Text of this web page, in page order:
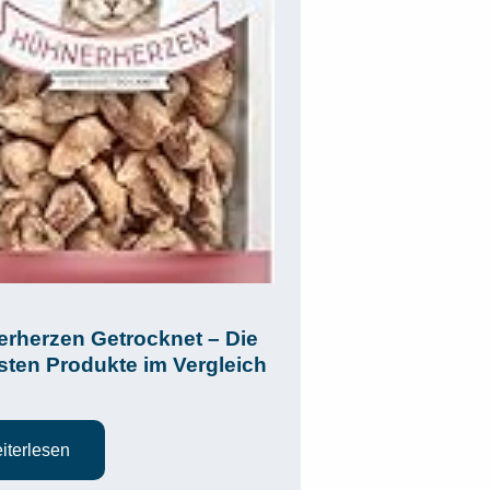
Getrocknet – Die
Produkte im Vergleich